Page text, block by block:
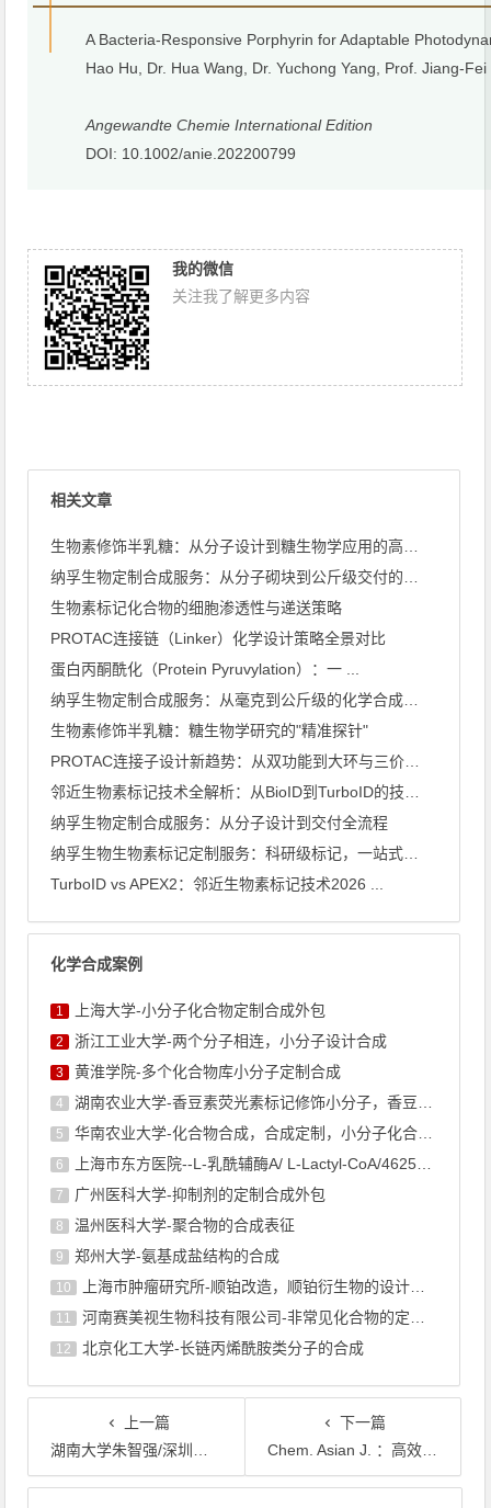
A Bacteria-Responsive Porphyrin for Adaptable
Hao Hu, Dr. Hua Wang, Dr. Yuchong Yang, Prof. Jiang-
Angewandte Chemie International Edition
DOI: 10.1002/anie.202200799
我的微信
关注我了解更多内容
相关文章
生物素标记化合物的细胞渗透性与递送策略
PROTAC连接链（Linker）化学设计策略全景对比
蛋白丙酮酰化（Protein Pyruvylation）：一 ...
生物素修饰半乳糖：糖生物学研究的"精准探针"
纳孚生物定制合成服务：从分子设计到交付全流程
TurboID vs APEX2：邻近生物素标记技术2026 ...
化学合成案例
1 上海大学-小分子化合物定制合成外包
2 浙江工业大学-两个分子相连，小分子设计合成
3 黄淮学院-多个化合物库小分子定制合成
4 湖南农业大学-香豆素荧光素标记修饰小分子，香豆素衍生物的合成
5 华南农业大学-化合物合成，合成定制，小分子化合物的订购
6 上海市东方医院--L-乳酰辅酶A/ L-Lactyl-CoA/4625-32-5/1926 ...
7 广州医科大学-抑制剂的定制合成外包
8 温州医科大学-聚合物的合成表征
9 郑州大学-氨基成盐结构的合成
10 上海巿肿瘤研究所-顺铂改造，顺铂衍生物的设计合成
11 河南赛美视生物科技有限公司-非常见化合物的定制合成，工艺研发
12 北京化工大学-长链丙烯酰胺类分子的合成
上一篇
湖南大学朱智强/深圳大学王任衡EnSM：三功能醚类共溶剂抑制水系锌离子电池中的由水引发的界面副反应
下一篇
Chem. Asian J. ：高效合成的黄绿色荧光的碳量子点：应用于灵敏的荧光探针检测叶酸